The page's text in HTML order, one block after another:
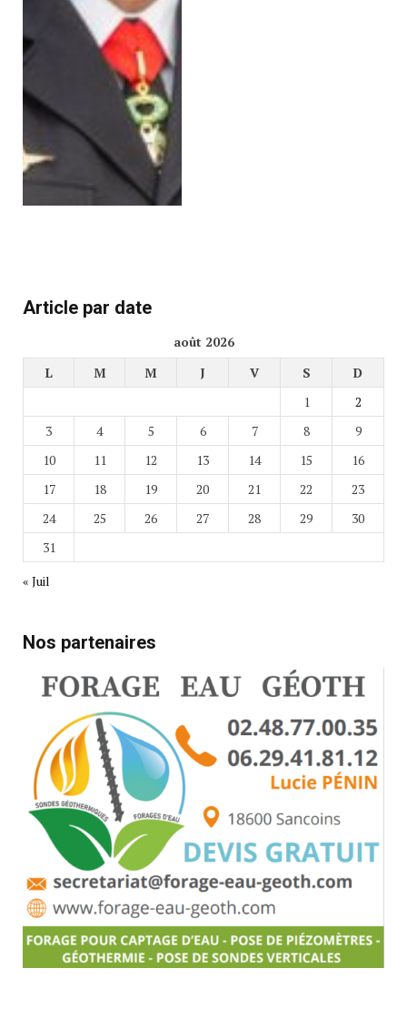
Article par date
août 2026
L
M M J V S
D
1
2
3
4 5 6 7 8
9
10
11 12 13 14 15
16
17
18 19 20 21 22
23
24
25 26 27 28 29
30
31
« Juil
Nos partenaires